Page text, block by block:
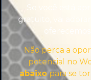
Se você está
gratuito, vai
Não perca a
potencial no
abaixopara se